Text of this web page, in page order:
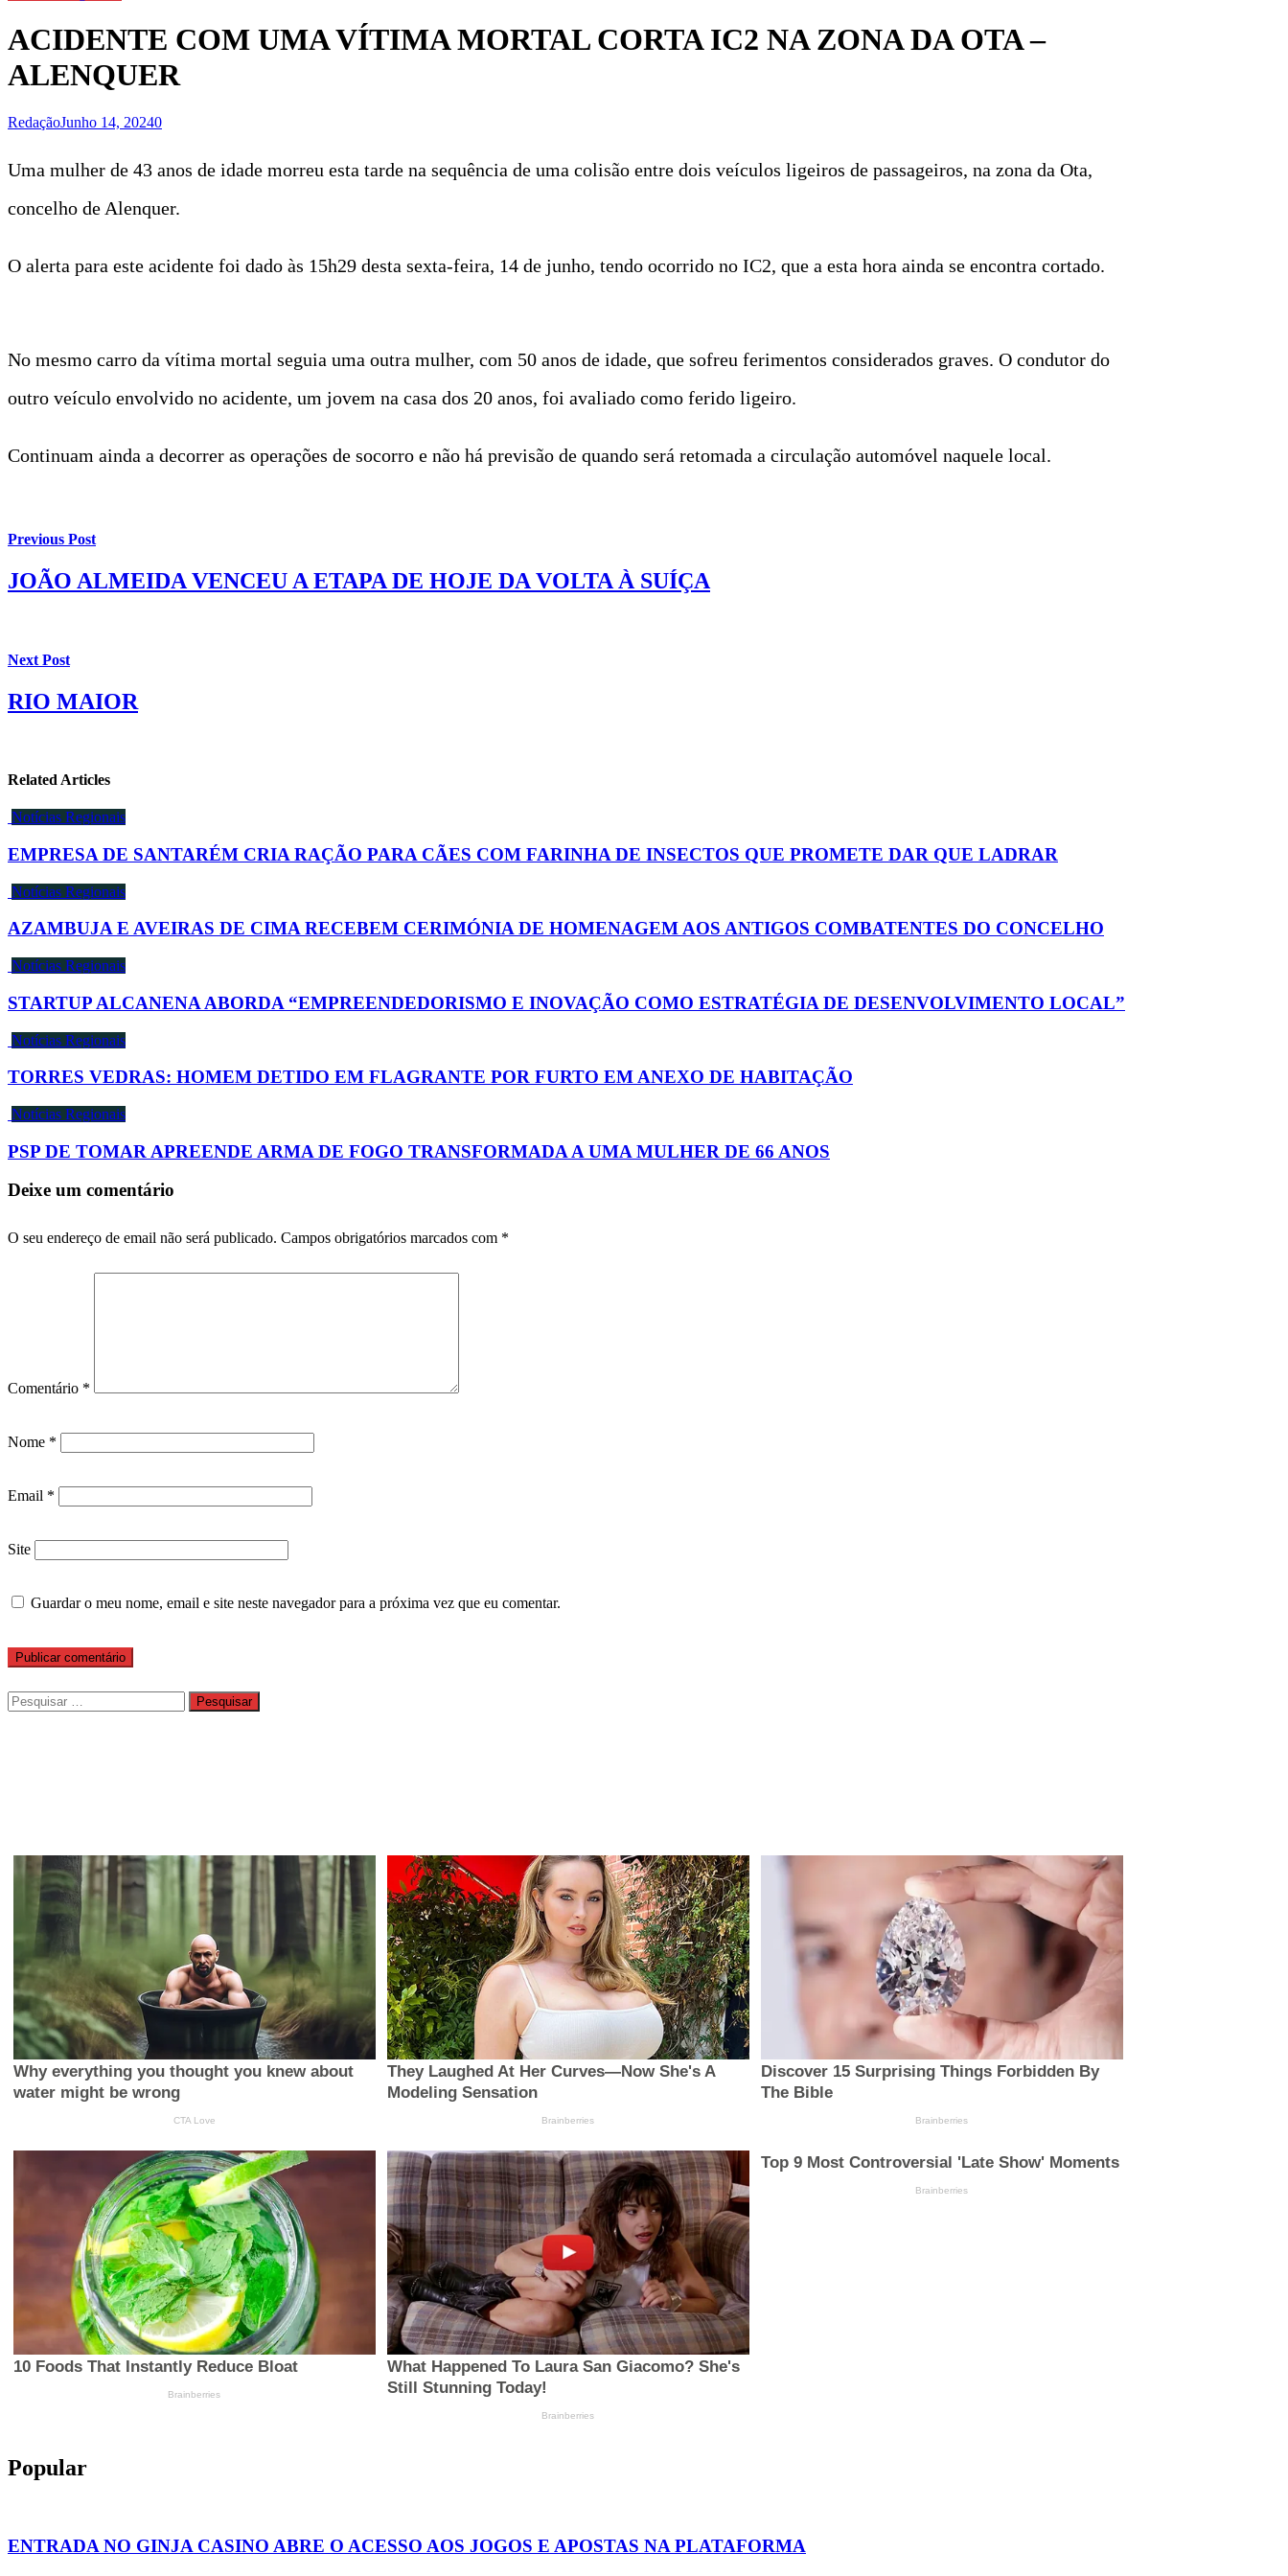
ACIDENTE COM UMA VÍTIMA MORTAL CORTA IC2 NA ZONA DA OTA –
ALENQUER
RedaçãoJunho 14, 20240
Uma mulher de 43 anos de idade morreu esta tarde na sequência de uma colisão entre dois veículos ligeiros de passageiros, na zona da Ota,
concelho de Alenquer.
O alerta para este acidente foi dado às 15h29 desta sexta-feira, 14 de junho, tendo ocorrido no IC2, que a esta hora ainda se encontra cortado.
No mesmo carro da vítima mortal seguia uma outra mulher, com 50 anos de idade, que sofreu ferimentos considerados graves. O condutor do
outro veículo envolvido no acidente, um jovem na casa dos 20 anos, foi avaliado como ferido ligeiro.
Continuam ainda a decorrer as operações de socorro e não há previsão de quando será retomada a circulação automóvel naquele local.
Previous Post
JOÃO ALMEIDA VENCEU A ETAPA DE HOJE DA VOLTA À SUÍÇA
Next Post
RIO MAIOR
Related Articles
Notícias Regionais
EMPRESA DE SANTARÉM CRIA RAÇÃO PARA CÃES COM FARINHA DE INSECTOS QUE PROMETE DAR QUE LADRAR
Notícias Regionais
AZAMBUJA E AVEIRAS DE CIMA RECEBEM CERIMÓNIA DE HOMENAGEM AOS ANTIGOS COMBATENTES DO CONCELHO
Notícias Regionais
STARTUP ALCANENA ABORDA “EMPREENDEDORISMO E INOVAÇÃO COMO ESTRATÉGIA DE DESENVOLVIMENTO LOCAL”
Notícias Regionais
TORRES VEDRAS: HOMEM DETIDO EM FLAGRANTE POR FURTO EM ANEXO DE HABITAÇÃO
Notícias Regionais
PSP DE TOMAR APREENDE ARMA DE FOGO TRANSFORMADA A UMA MULHER DE 66 ANOS
Deixe um comentário
O seu endereço de email não será publicado. Campos obrigatórios marcados com *
Comentário *
Nome *
Email *
Site
Guardar o meu nome, email e site neste navegador para a próxima vez que eu comentar.
Pesquisar
por:
Popular
ENTRADA NO GINJA CASINO ABRE O ACESSO AOS JOGOS E APOSTAS NA PLATAFORMA